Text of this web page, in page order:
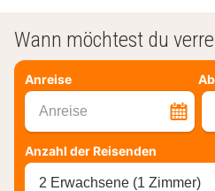
Wann möchtest du
Anreise
Anreise
Anzahl der Reisenden
2 Erwachsene (1 Zimmer)